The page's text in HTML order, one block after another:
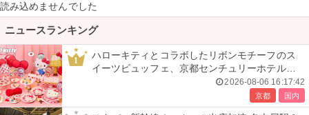
読み込めませんでした
ニュースランキング
1
ハローキティとコラボしたリボンモチーフのス
イーツビュッフェ、京都センチュリーホテルで
2026-08-06 16:17:42
京都 国内